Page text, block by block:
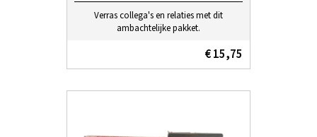
Verras collega's en relaties met dit
ambachtelijke pakket.
€ 15,75